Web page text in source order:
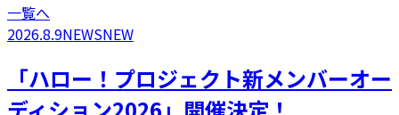
一覧へ
2026.8.9NEWSNEW
「ハロー！プロジェクト新メンバーオー